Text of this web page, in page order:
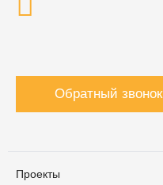
Обратный звонок
Проекты